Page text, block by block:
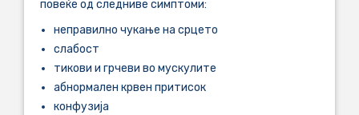
повеќе од следниве симптоми:
неправилно чукање на срцето
слабост
тикови и грчеви во мускулите
абнормален крвен притисок
конфузија